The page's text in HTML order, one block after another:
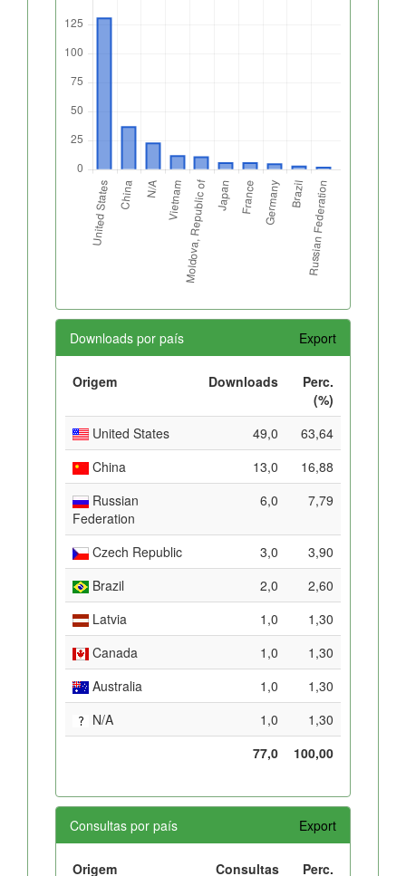
Downloads por país Export
Origem Downloads
Perc.
(%)
United States
49,0
63,64
China
13,0
16,88
Russian
Federation
6,0 7,79
Czech Republic 3,0
3,90
Brazil
2,0
2,60
Latvia
1,0
1,30
Canada
1,0
1,30
Australia
1,0
1,30
N/A
1,0
1,30
77,0
100,00
Consultas por país Export
Origem Consultas
Perc.